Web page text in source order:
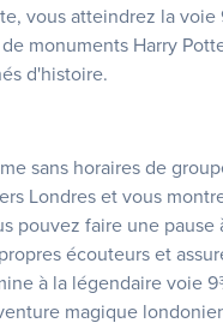
vous atteindrez la
monuments Harry
d'histoire.
sans horaires de
Londres et vous
pouvez faire une
écouteurs et
à la légendaire
magique